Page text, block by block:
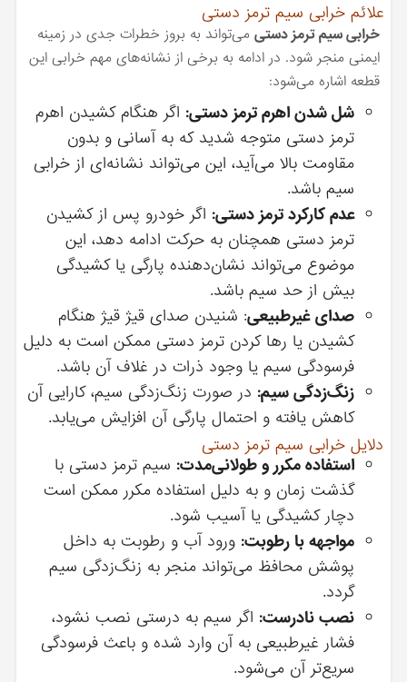
علائم خرابی سیم ترمز دستی
خرابی سیم ترمز دستی می‌تواند به بروز خطرات جدی در زمینه
ایمنی منجر شود. در ادامه به برخی از نشانه‌های مهم خرابی این
قطعه اشاره می‌شود:
شل شدن اهرم ترمز دستی: اگر هنگام کشیدن اهرم
ترمز دستی متوجه شدید که به آسانی و بدون
مقاومت بالا می‌آید، این می‌تواند نشانه‌ای از خرابی
سیم باشد.
عدم کارکرد ترمز دستی: اگر خودرو پس از کشیدن
ترمز دستی همچنان به حرکت ادامه دهد، این
موضوع می‌تواند نشان‌دهنده پارگی یا کشیدگی
بیش از حد سیم باشد.
صدای غیرطبیعی: شنیدن صدای قیژ قیژ هنگام
کشیدن یا رها کردن ترمز دستی ممکن است به دلیل
فرسودگی سیم یا وجود ذرات در غلاف آن باشد.
زنگ‌زدگی سیم: در صورت زنگ‌زدگی سیم، کارایی آن
کاهش یافته و احتمال پارگی آن افزایش می‌یابد.
دلایل خرابی سیم ترمز دستی
استفاده مکرر و طولانی‌مدت: سیم ترمز دستی با
گذشت زمان و به دلیل استفاده مکرر ممکن است
دچار کشیدگی یا آسیب شود.
مواجهه با رطوبت: ورود آب و رطوبت به داخل
پوشش محافظ می‌تواند منجر به زنگ‌زدگی سیم
گردد.
نصب نادرست: اگر سیم به درستی نصب نشود،
فشار غیرطبیعی به آن وارد شده و باعث فرسودگی
سریع‌تر آن می‌شود.